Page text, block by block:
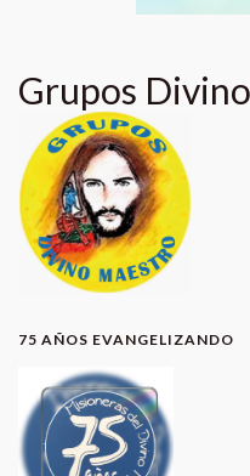
Grupos
75 AÑOS EVANGELIZANDO